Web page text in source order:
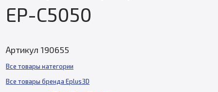
EP-C5050
Артикул 190655
Все товары категории
Все товары бренда Eplus3D